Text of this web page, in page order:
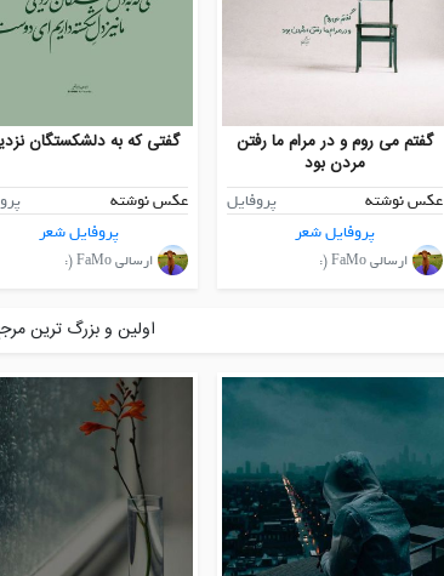
گفتم می روم و در مرام ما رفتن
مردن بود
عکس نوشته
پروفایل
پروفایل شعر
ارسالی FaMo (:
گفتی که به دلشکستگان
عکس نوشته
پروفایل شعر
ارسالی FaMo (:
اولین و بزرگ ترین